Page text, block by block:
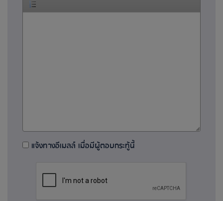
แจ้งทางอีเมลล์ เมื่อมีผู้ตอบกระทู้นี้